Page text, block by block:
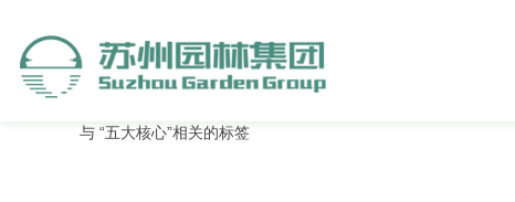
与 “五大核心”相关的标签